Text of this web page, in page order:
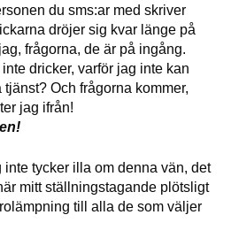
du sms:ar med skriver
dröjer sig kvar länge på
frågorna, de är på ingång.
dricker, varför jag inte kan
Och frågorna kommer,
jag ifrån!
inte tycker illa om denna vän, det
mitt ställningstagande plötsligt
till alla de som väljer